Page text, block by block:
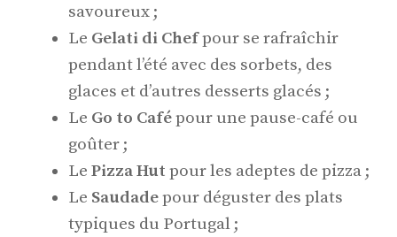
savoureux ;
Le Gelati di Chefpour se rafraîchir
pendant l’été avec des sorbets, des
glaces et d’autres desserts glacés ;
Le Go to Cafépour une pause-café ou
goûter ;
Le Pizza Hut pour les adeptes de pizza ;
Le Saudadepour déguster des plats
typiques du Portugal ;